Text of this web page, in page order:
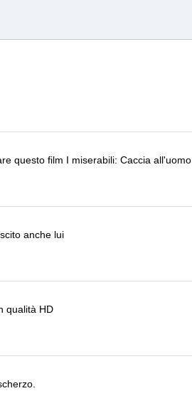
questo film I miserabili: Caccia all'uomo
anche lui
qualità HD